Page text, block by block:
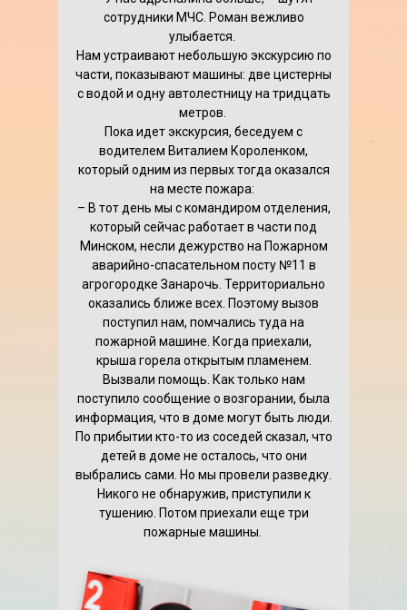
сотрудники МЧС. Роман вежливо
улыбается.
Нам устраивают небольшую экскурсию по
части, показывают машины: две цистерны
с водой и одну автолестницу на тридцать
метров.
Пока идет экскурсия, беседуем с
водителем Виталием Короленком,
который одним из первых тогда оказался
на месте пожара:
– В тот день мы с командиром отделения,
который сейчас работает в части под
Минском, несли дежурство на Пожарном
аварийно-спасательном посту №11 в
агрогородке Занарочь. Территориально
оказались ближе всех. Поэтому вызов
поступил нам, помчались туда на
пожарной машине. Когда приехали,
крыша горела открытым пламенем.
Вызвали помощь. Как только нам
поступило сообщение о возгорании, была
информация, что в доме могут быть люди.
По прибытии кто-то из соседей сказал, что
детей в доме не осталось, что они
выбрались сами. Но мы провели разведку.
Никого не обнаружив, приступили к
тушению. Потом приехали еще три
пожарные машины.